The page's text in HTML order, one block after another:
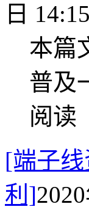
日 14:15
本篇
普及
阅读
[端子
利]